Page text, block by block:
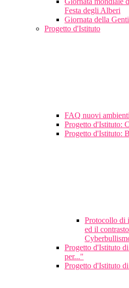
Festa degli Alberi
Giornata della
Progetto d'Istituto
FAQ nuovi
Progetto d'Istituto:
Progetto d'Istituto:
Protocollo di
ed il
Progetto d'Istituto
per..."
Progetto d'Istituto